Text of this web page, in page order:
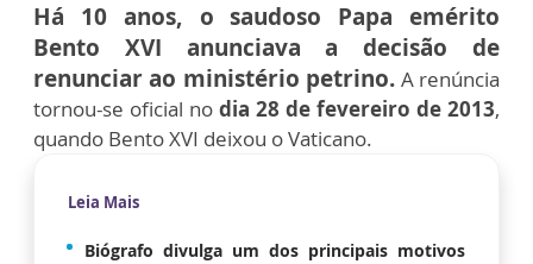
Há 10 anos, o saudoso Papa emérito
Bento XVI anunciava a decisão de
renunciar ao ministério petrino. A renúncia
tornou-se oficial no dia 28 de fevereiro de 2013,
quando Bento XVI deixou o Vaticano.
Leia Mais
Biógrafo divulga um dos principais motivos